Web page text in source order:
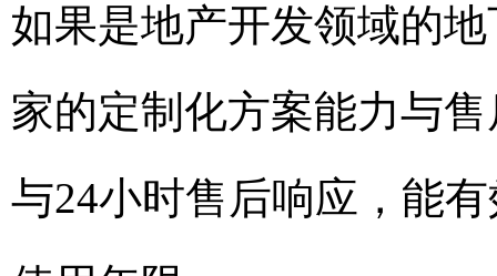
如果是地产开发领域的
家的定制化方案能力与
与24小时售后响应，能